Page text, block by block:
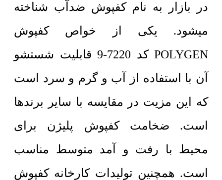
در بازار به نام کفپوش ضدآب شناخته
میشود. یکی از خواص کفپوش
POLYGEN کد 7220-9 قابلیت شستشو
آن با استفاده از آب و گرم و سرد است
که این مزیت در مقایسه با سایر برندها
است. ضخامت کفپوش پلیژن برای
محیط با رفت و آمد متوسط مناسب
است. همچنین تولیدات کارخانه کفپوش